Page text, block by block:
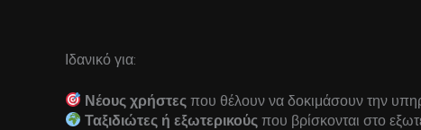
Ιδανικό για:
Νέους χρήστες που θέλουν να δοκιμάσουν την
Ταξιδιώτες ή εξωτερικούς που βρίσκονται στο